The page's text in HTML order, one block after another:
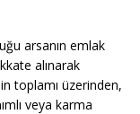
arsanın emlak
alınarak
toplamı üzerinden,
veya karma